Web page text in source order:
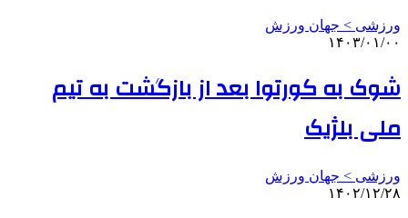
ورزشی > جهان ورزش
۱۴۰۳/۰۱/۰۰
شوک به کورتوا بعد از بازگشت به تیم
ملی بلژیک
ورزشی > جهان ورزش
۱۴۰۲/۱۲/۲۸